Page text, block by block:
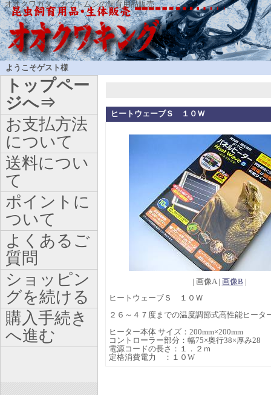
オオクワガタ・カブトムシの飼育用品販売
ようこそゲスト様
ヒートウェーブＳ １０Ｗ
| 画像A | 画像B |
ヒートウェーブＳ １０Ｗ
２６～４７度までの温度調節式高性能ヒータ
ヒーター本体 サイズ：200mm×200mm
コントローラー部分：幅75×奥行38×厚み28
電源コードの長さ：１．２ｍ
定格消費電力 ：１０W
トップペー
ジへ⇒
お支払方法
について
送料につい
て
ポイントに
ついて
よくあるご
質問
ショッピン
グを続ける
購入手続き
へ進む